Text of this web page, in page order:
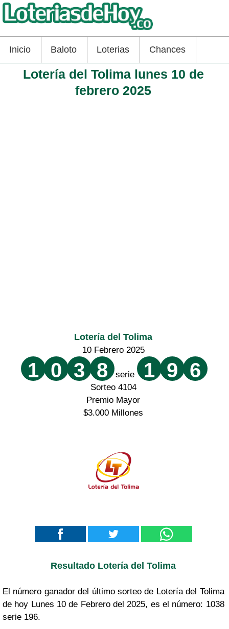
Inicio Baloto Loterias Chances
Lotería del Tolima lunes 10 de
febrero 2025
Lotería del Tolima
10 Febrero 2025
1 0 3 8 serie 1 9 6
Sorteo 4104
Premio Mayor
$3.000 Millones
Resultado Lotería del Tolima
El número ganador del último sorteo de Lotería del Tolima
de hoy Lunes 10 de Febrero del 2025, es el número: 1038
serie 196.